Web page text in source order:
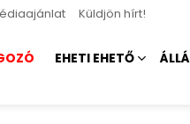
Küldjön hírt!
EHETI EHETŐ